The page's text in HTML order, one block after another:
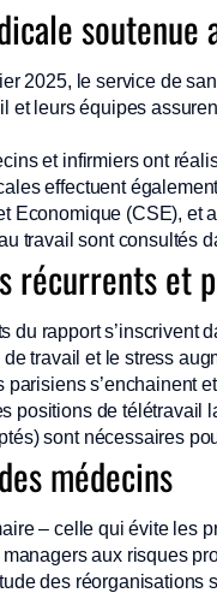
soutenue
2025, le service de
et leurs équipes
et infirmiers ont
effectuent
Economique (CSE), et
travail sont consultés
récurrents et
du rapport s’inscrivent
travail et le stress
parisiens s’enchainent
positions de
sont nécessaires
médecins
– celle qui évite les
managers aux risques
des